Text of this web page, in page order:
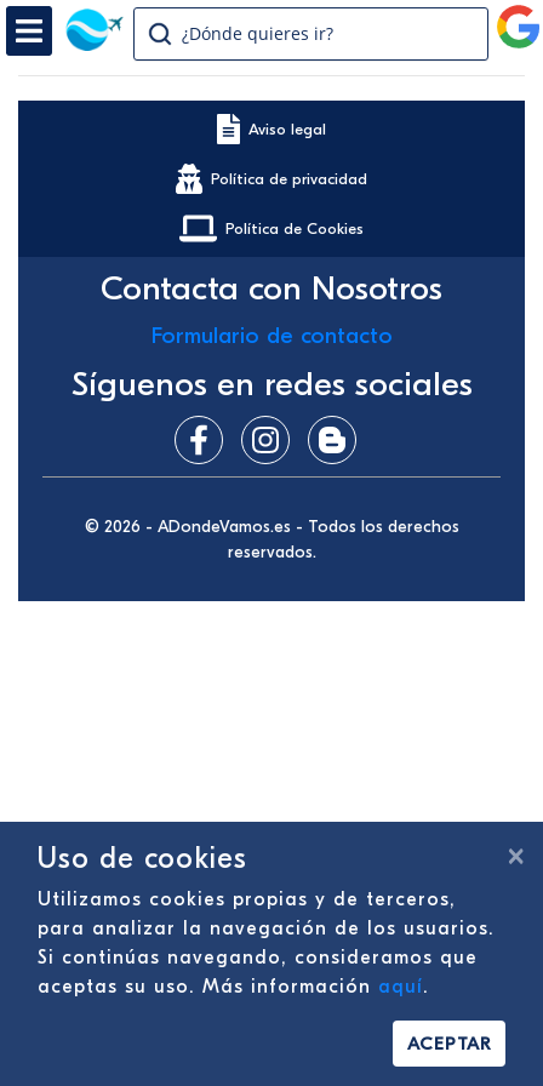
¿Dónde quieres ir?
Aviso legal
Política de privacidad
Política de Cookies
Contacta con Nosotros
Formulario de contacto
Síguenos en redes sociales
© 2026 - ADondeVamos.es - Todos los derechos
reservados.
×
Uso de cookies
Utilizamos cookies propias y de terceros,
para analizar la navegación de los usuarios.
Si continúas navegando, consideramos que
aceptas su uso. Más información aquí.
ACEPTAR